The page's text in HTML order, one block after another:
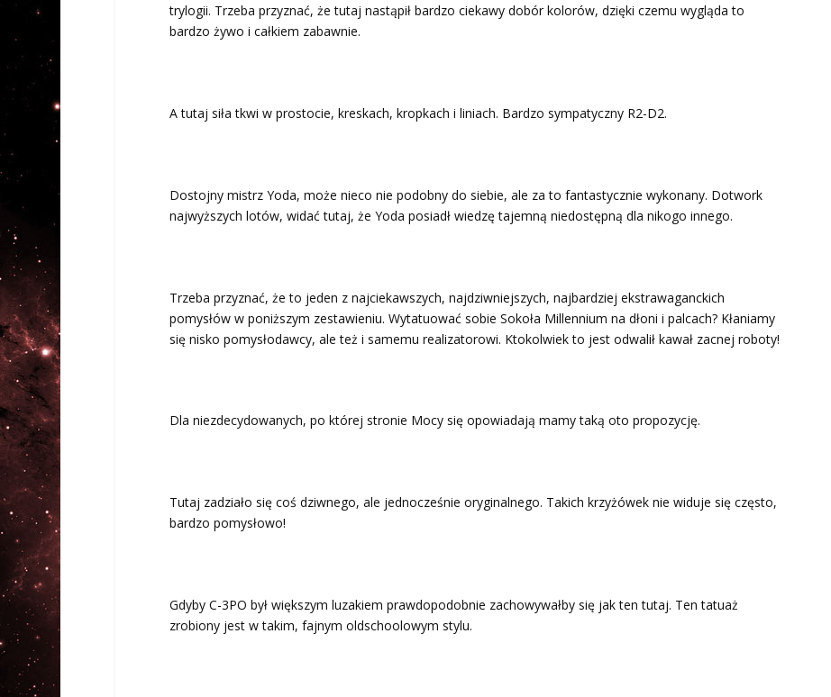
trylogii. Trzeba przyznać, że tutaj nastąpił bardzo ciekawy dobór kolorów, dzięki czemu wygląda to
bardzo żywo i całkiem zabawnie.
A tutaj siła tkwi w prostocie, kreskach, kropkach i liniach. Bardzo sympatyczny R2-D2.
Dostojny mistrz Yoda, może nieco nie podobny do siebie, ale za to fantastycznie wykonany. Dotwork
najwyższych lotów, widać tutaj, że Yoda posiadł wiedzę tajemną niedostępną dla nikogo innego.
Trzeba przyznać, że to jeden z najciekawszych, najdziwniejszych, najbardziej ekstrawaganckich
pomysłów w poniższym zestawieniu. Wytatuować sobie Sokoła Millennium na dłoni i palcach? Kłaniamy
się nisko pomysłodawcy, ale też i samemu realizatorowi. Ktokolwiek to jest odwalił kawał zacnej roboty!
Dla niezdecydowanych, po której stronie Mocy się opowiadają mamy taką oto propozycję.
Tutaj zadziało się coś dziwnego, ale jednocześnie oryginalnego. Takich krzyżówek nie widuje się często,
bardzo pomysłowo!
Gdyby C-3PO był większym luzakiem prawdopodobnie zachowywałby się jak ten tutaj. Ten tatuaż
zrobiony jest w takim, fajnym oldschoolowym stylu.